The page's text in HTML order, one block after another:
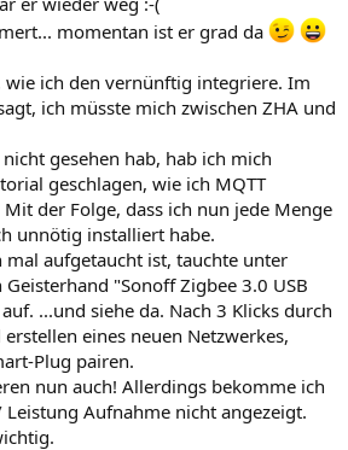
momentan ist er grad da
wie ich den vernünftig integriere. Im
ich müsste mich zwischen ZHA und
gesehen hab, hab ich mich
geschlagen, wie ich MQTT
der Folge, dass ich nun jede Menge
unnötig installiert habe.
mal aufgetaucht ist, tauchte unter
"Sonoff Zigbee 3.0 USB
...und siehe da. Nach 3 Klicks durch
eines neuen Netzwerkes,
Plug pairen.
nun auch! Allerdings bekomme ich
Aufnahme nicht angezeigt.